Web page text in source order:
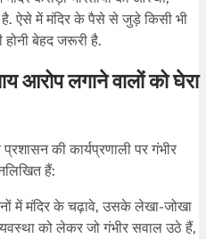
ऐसे में मंदिर के पैसे से जुड़े किसी भी
होनी बेहद जरूरी है.
आरोप लगाने वालों को घेरा
की कार्यप्रणाली पर गंभीर
हैं:
में मंदिर के चढ़ावे, उसके लेखा-जोखा
को लेकर जो गंभीर सवाल उठे हैं,